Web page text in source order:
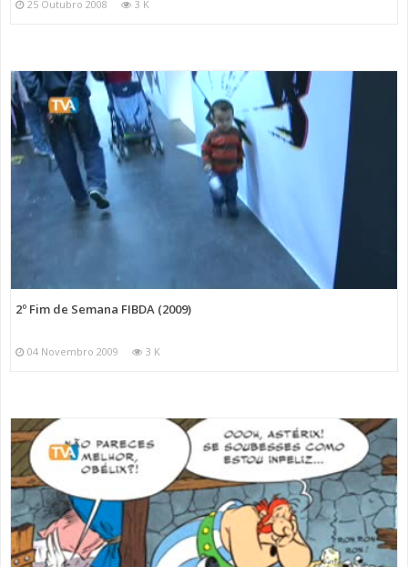
25 Outubro 2008 3 K
2º Fim de Semana FIBDA (2009)
04 Novembro 2009 3 K